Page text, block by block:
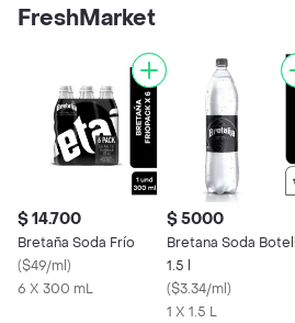
FreshMarket
$ 14.700
Bretaña Soda Frío
($49/ml)
6 X 300 mL
$ 5000
Bretana Soda
1.5 l
($3.34/ml)
1 X 1.5 L